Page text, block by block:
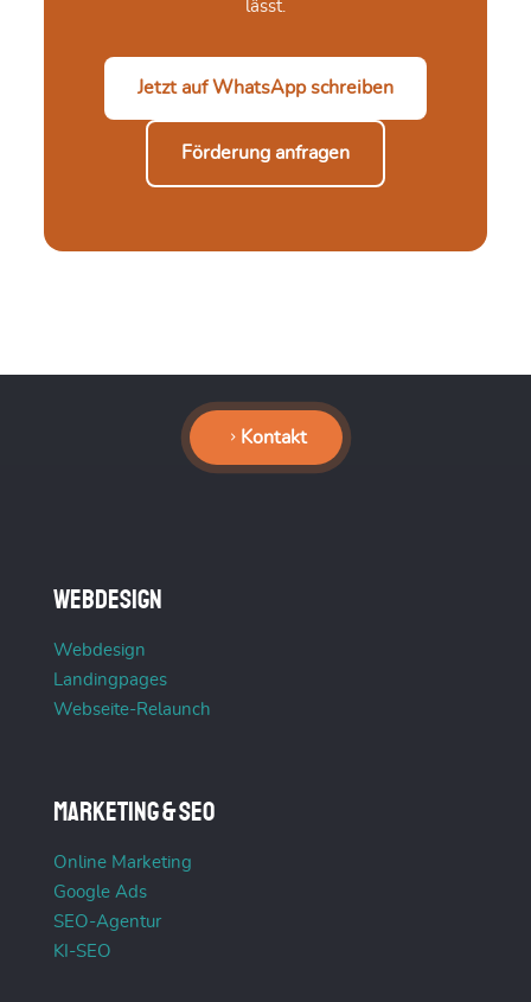
lässt.
Jetzt auf WhatsApp schreiben
Förderung anfragen
Kontakt
Webdesign
Webdesign
Landingpages
Webseite-Relaunch
Marketing & SEO
Online Marketing
Google Ads
SEO-Agentur
KI-SEO